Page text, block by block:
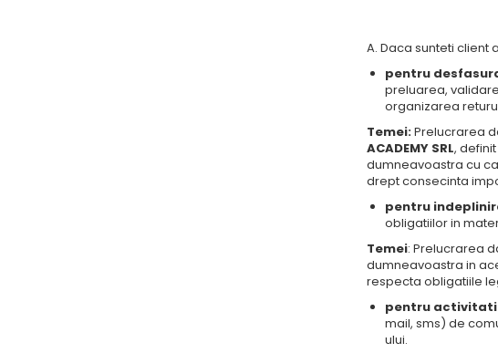
A. Daca sunteti
pentru
preluarea,
organizarea
Temei:Prelucrarea
ACADEMY SRL,
dumneavoastra cu
drept consecinta
pentru
obligatiilor in
Temei: Prelucrarea
dumneavoastra in
respecta obligatiile
pentru activitati
mail, sms) de
ului.